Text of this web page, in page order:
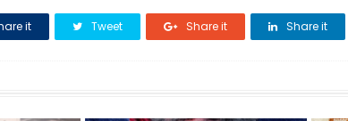
it Tweet Share it Share it